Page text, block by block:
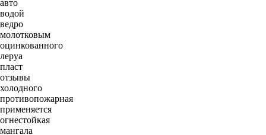
авто
водой
ведро
молотковым
оцинкованного
леруа
пласт
отзывы
холодного
противопожарная
применяется
огнестойкая
мангала